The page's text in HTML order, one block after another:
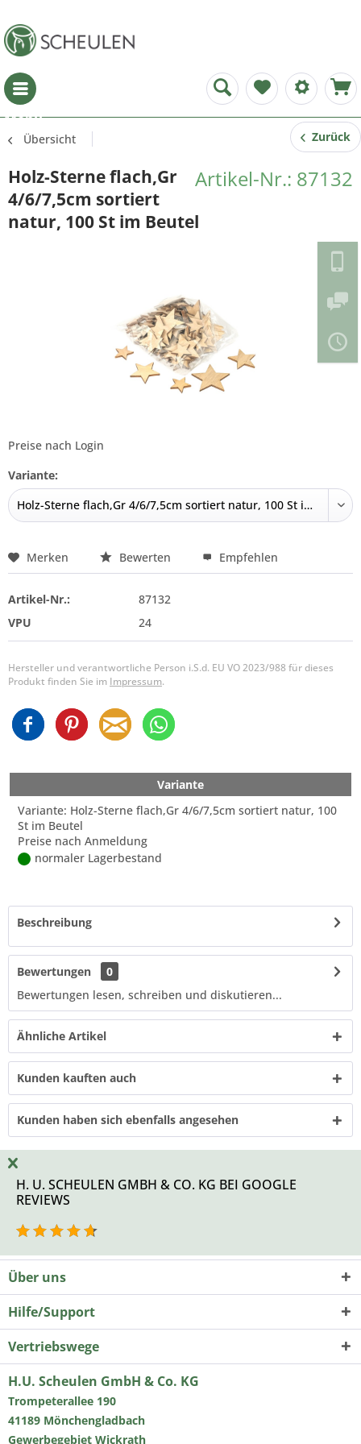
Menü
Übersicht Zurück
Artikel-Nr.: 87132
Holz-Sterne flach,Gr
4/6/7,5cm sortiert
natur, 100 St im Beutel
Preise nach Login
Variante:
Merken Bewerten Empfehlen
Artikel-Nr.:
87132
VPU
24
Hersteller und verantwortliche Person i.S.d. EU VO 2023/988 für dieses
Produkt finden Sie im Impressum.
Variante
Variante: Holz-Sterne flach,Gr 4/6/7,5cm sortiert natur, 100
St im Beutel
Preise nach Anmeldung
normaler Lagerbestand
Beschreibung
Bewertungen
0
Bewertungen lesen, schreiben und diskutieren...
Ähnliche Artikel
Kunden kauften auch
Kunden haben sich ebenfalls angesehen
H. U. SCHEULEN GMBH & CO. KG BEI GOOGLE
REVIEWS
Über uns
Hilfe/Support
Vertriebswege
H.U. Scheulen GmbH & Co. KG
Trompeterallee 190
41189 Mönchengladbach
Gewerbegebiet Wickrath